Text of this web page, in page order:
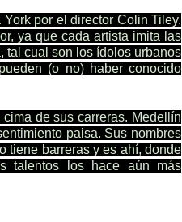
por el director Colin Tiley.
ya que cada artista imita las
tal cual son los ídolos urbanos
(o no) haber conocido
de sus carreras. Medellín
paisa. Sus nombres
tiene barreras y es ahí, donde
talentos los hace aún más